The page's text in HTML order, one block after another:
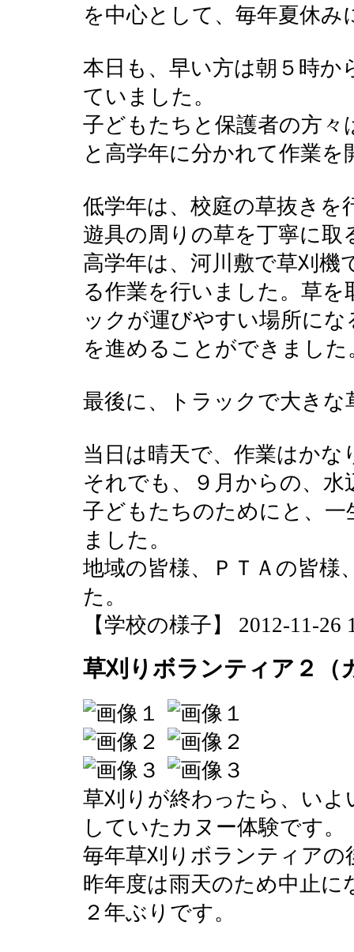
を中心として、毎年夏休
本日も、早い方は朝５時か
ていました。
子どもたちと保護者の方々
と高学年に分かれて作業を
低学年は、校庭の草抜き
遊具の周りの草を丁寧に
高学年は、河川敷で草刈機
る作業を行いました。草
ックが運びやすい場所に
を進めることができました
最後に、トラックで大き
当日は晴天で、作業はか
それでも、９月からの、
子どもたちのためにと、
ました。
地域の皆様、ＰＴＡの皆様
た。
【学校の様子】 2012-11-26
草刈りボランティア２（
草刈りが終わったら、い
していたカヌー体験です。
毎年草刈りボランティア
昨年度は雨天のため中止
２年ぶりです。